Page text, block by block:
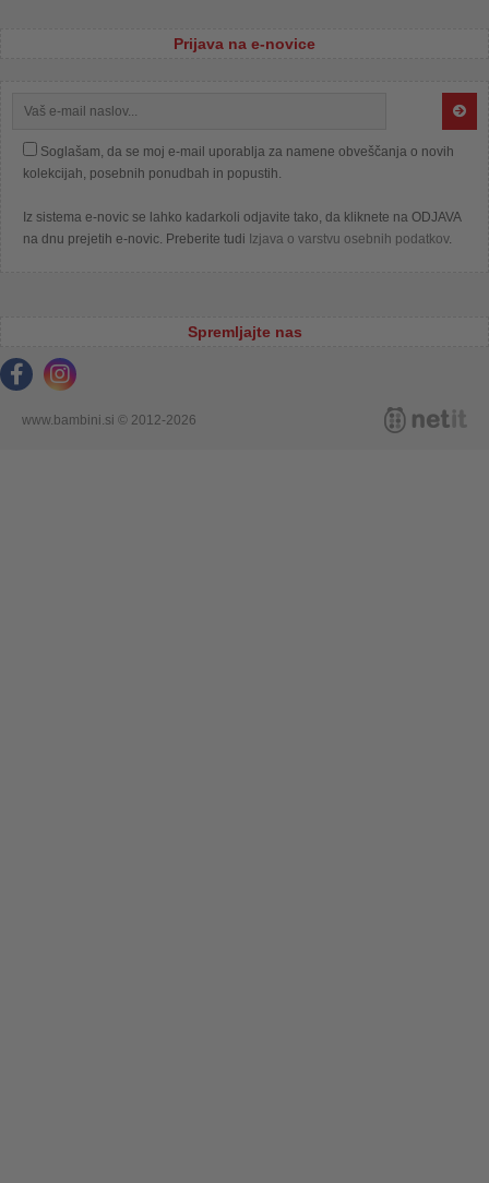
Prijava na e-novice
Soglašam, da se moj e-mail uporablja za namene obveščanja o novih
kolekcijah, posebnih ponudbah in popustih.
Iz sistema e-novic se lahko kadarkoli odjavite tako, da kliknete na ODJAVA
na dnu prejetih e-novic. Preberite tudi Izjava o varstvu osebnih podatkov.
Spremljajte nas
www.bambini.si © 2012-2026